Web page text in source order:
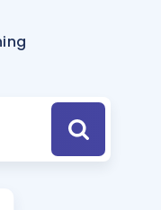
Hazırlananlar için Öneriler
Tek Takvimde
Hoca ile seni sınava